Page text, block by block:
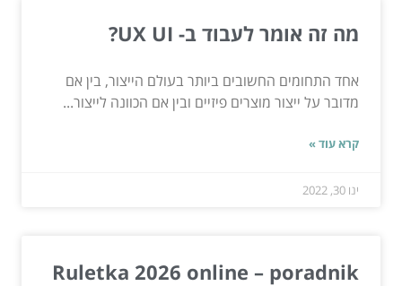
מה זה אומר לעבוד ב- UX UI?
אחד התחומים החשובים ביותר בעולם הייצור, בין אם
מדובר על ייצור מוצרים פיזיים ובין אם הכוונה לייצור...
קרא עוד »
ינו 30, 2022
Ruletka 2026 online – poradnik